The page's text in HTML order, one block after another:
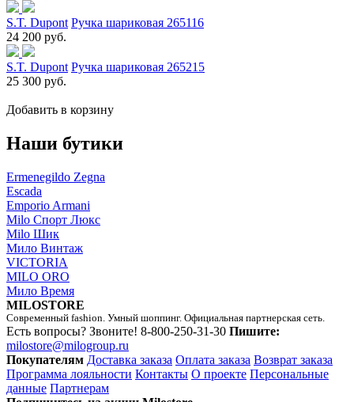
S.T. Dupont Ручка шариковая 265116
24 200 руб.
S.T. Dupont Ручка шариковая 265215
25 300 руб.
Добавить в корзину
Наши бутики
Ermenegildo Zegna
Escada
Emporio Armani
Milo Спорт Люкс
Milo Шик
Мило Винтаж
VICTORIA
MILO ORO
Мило Время
MILOSTORE
Современный fashion. Умный шоппинг. Официальная партнерская сеть.
Есть вопросы? Звоните! 8-800-250-31-30 Пишите:
milostore@milogroup.ru
Покупателям Доставка заказа Оплата заказа Возврат заказа
Программа лояльности Контакты О проекте Персональные
данные Партнерам